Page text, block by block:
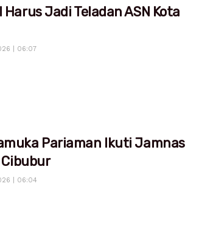
Harus Jadi Teladan ASN Kota
| 06:07
Pariaman Ikuti Jamnas
| 06:04